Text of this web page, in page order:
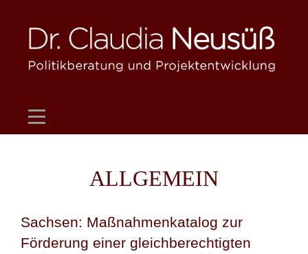
content
ALLGEMEIN
Sachsen: Maßnahmenkatalog zur
Förderung einer gleichberechtigten